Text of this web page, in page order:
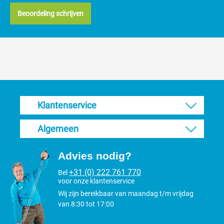
Beoordeling schrijven
Klantenservice
Algemeen
Advies nodig?
Bel +31 (0) 222 761 770
voor onze klantenservice
Wij zijn bereikbaar van maandag t/m vrijdag
van 8:30 tot 17:00